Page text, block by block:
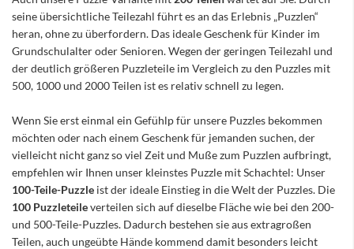
seine übersichtliche Teilezahl führt es an das Erlebnis „Puzzlen“
heran, ohne zu überfordern. Das ideale Geschenk für Kinder im
Grundschulalter oder Senioren. Wegen der geringen Teilezahl und
der deutlich größeren Puzzleteile im Vergleich zu den Puzzles mit
500, 1000 und 2000 Teilen ist es relativ schnell zu legen.
Wenn Sie erst einmal ein Gefühlp für unsere Puzzles bekommen
möchten oder nach einem Geschenk für jemanden suchen, der
vielleicht nicht ganz so viel Zeit und Muße zum Puzzlen aufbringt,
empfehlen wir Ihnen unser kleinstes Puzzle mit Schachtel: Unser
100-Teile-Puzzle ist der ideale Einstieg in die Welt der Puzzles. Die
100 Puzzleteileverteilen sich auf dieselbe Fläche wie bei den 200-
und 500-Teile-Puzzles. Dadurch bestehen sie aus extragroßen
Teilen, auch ungeübte Hände kommend damit besonders leicht